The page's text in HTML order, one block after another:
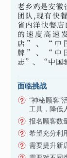
老乡鸡是安徽
团队,现有快
省内洋快餐
的速度高速
店”、“中
牌”、“中
志”、“中国
面临挑战
“神秘顾客”
工具，降低
报名顾客数
希望充分利
需要提升新